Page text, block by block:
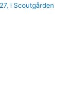
i Scoutgården